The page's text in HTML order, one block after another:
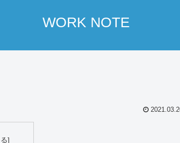
WORK NOTE